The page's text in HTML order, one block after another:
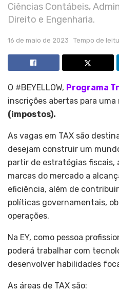
Ciências Contábeis,
Direito e Engenharia.
16 de maio de 2023 Tempo de
O #BEYELLOW, Programa
inscrições abertas para uma
(impostos).
As vagas em TAX são
desejam construir um
partir de estratégias fiscais,
marcas do mercado a
eficiência, além de
políticas governamentais,
operações.
Na EY, como pessoa
poderá trabalhar com
desenvolver habilidades
As áreas de TAX são: